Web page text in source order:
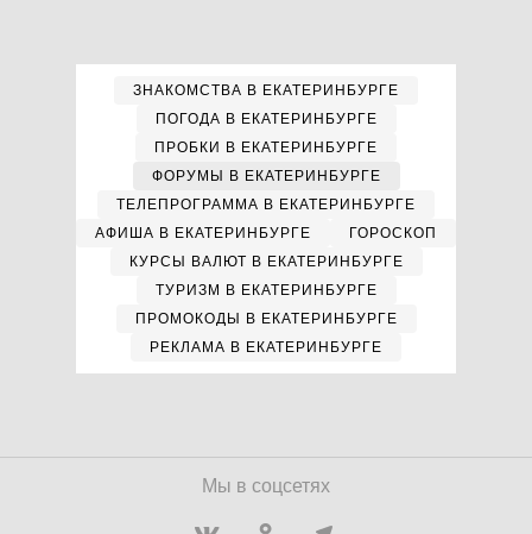
ЗНАКОМСТВА В ЕКАТЕРИНБУРГЕ
ПОГОДА В ЕКАТЕРИНБУРГЕ
ПРОБКИ В ЕКАТЕРИНБУРГЕ
ФОРУМЫ В ЕКАТЕРИНБУРГЕ
ТЕЛЕПРОГРАММА В ЕКАТЕРИНБУРГЕ
АФИША В ЕКАТЕРИНБУРГЕ
ГОРОСКОП
КУРСЫ ВАЛЮТ В ЕКАТЕРИНБУРГЕ
ТУРИЗМ В ЕКАТЕРИНБУРГЕ
ПРОМОКОДЫ В ЕКАТЕРИНБУРГЕ
РЕКЛАМА В ЕКАТЕРИНБУРГЕ
Мы в соцсетях